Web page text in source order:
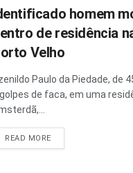
homem
de residência
Velho
Paulo da Piedade, de
de faca, em uma
READ MORE